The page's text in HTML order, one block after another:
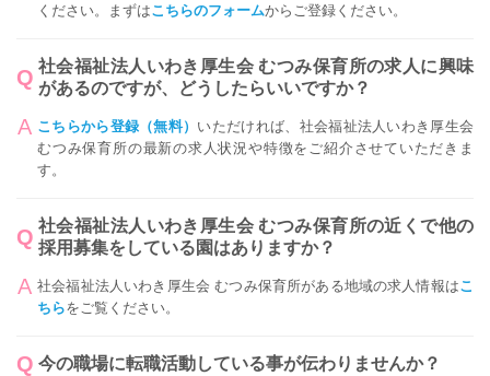
ください。まずはこちらのフォームからご登録ください。
社会福祉法人いわき厚生会 むつみ保育所の求人に興味
があるのですが、どうしたらいいですか？
こちらから登録（無料） いただければ、社会福祉法人いわき厚生会
むつみ保育所の最新の求人状況や特徴をご紹介させていただきま
す。
社会福祉法人いわき厚生会 むつみ保育所の近くで他の
採用募集をしている園はありますか？
社会福祉法人いわき厚生会 むつみ保育所がある地域の求人情報はこ
ちらをご覧ください。
今の職場に転職活動している事が伝わりませんか？